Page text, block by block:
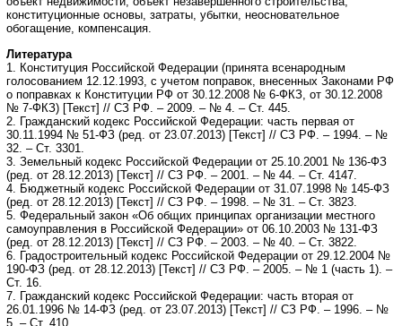
конституционные основы, затраты, убытки, неосновательное
обогащение, компенсация.
Литература
1. Конституция Российской Федерации (принята всенародным
голосованием 12.12.1993, с учетом поправок, внесенных Законами РФ
о поправках к Конституции РФ от 30.12.2008 № 6-ФКЗ, от 30.12.2008
№ 7-ФКЗ) [Текст] // СЗ РФ. – 2009. – № 4. – Ст. 445.
2. Гражданский кодекс Российской Федерации: часть первая от
30.11.1994 № 51-ФЗ (ред. от 23.07.2013) [Текст] // СЗ РФ. – 1994. – №
32. – Ст. 3301.
3. Земельный кодекс Российской Федерации от 25.10.2001 № 136-ФЗ
(ред. от 28.12.2013) [Текст] // СЗ РФ. – 2001. – № 44. – Ст. 4147.
4. Бюджетный кодекс Российской Федерации от 31.07.1998 № 145-ФЗ
(ред. от 28.12.2013) [Текст] // СЗ РФ. – 1998. – № 31. – Ст. 3823.
5. Федеральный закон «Об общих принципах организации местного
самоуправления в Российской Федерации» от 06.10.2003 № 131-ФЗ
(ред. от 28.12.2013) [Текст] // СЗ РФ. – 2003. – № 40. – Ст. 3822.
6. Градостроительный кодекс Российской Федерации от 29.12.2004 №
190-ФЗ (ред. от 28.12.2013) [Текст] // СЗ РФ. – 2005. – № 1 (часть 1). –
Ст. 16.
7. Гражданский кодекс Российской Федерации: часть вторая от
26.01.1996 № 14-ФЗ (ред. от 23.07.2013) [Текст] // СЗ РФ. – 1996. – №
5. – Ст. 410.